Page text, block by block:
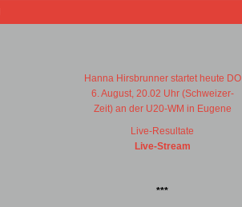
Hanna Hirsbrunner startet heute DO
6. August, 20.02 Uhr (Schweizer-
Zeit) an der U20-WM in Eugene
Live-Resultate
Live-Stream
***